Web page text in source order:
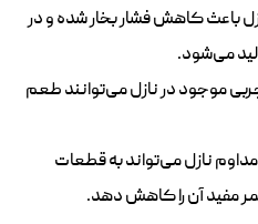
باعث کاهش فشار بخار شده و در
می‌شود.
موجود در نازل می‌توانند طعم
نازل می‌تواند به قطعات
مفید آن را کاهش دهد.